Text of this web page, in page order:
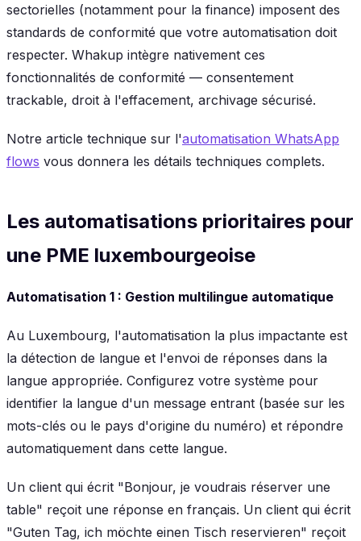
sectorielles (notamment pour la finance) imposent des
standards de conformité que votre automatisation doit
respecter. Whakup intègre nativement ces
fonctionnalités de conformité — consentement
trackable, droit à l'effacement, archivage sécurisé.
Notre article technique sur l'automatisation WhatsApp
flows vous donnera les détails techniques complets.
Les automatisations prioritaires pour
une PME luxembourgeoise
Automatisation 1 : Gestion multilingue automatique
Au Luxembourg, l'automatisation la plus impactante est
la détection de langue et l'envoi de réponses dans la
langue appropriée. Configurez votre système pour
identifier la langue d'un message entrant (basée sur les
mots-clés ou le pays d'origine du numéro) et répondre
automatiquement dans cette langue.
Un client qui écrit "Bonjour, je voudrais réserver une
table" reçoit une réponse en français. Un client qui écrit
"Guten Tag, ich möchte einen Tisch reservieren" reçoit